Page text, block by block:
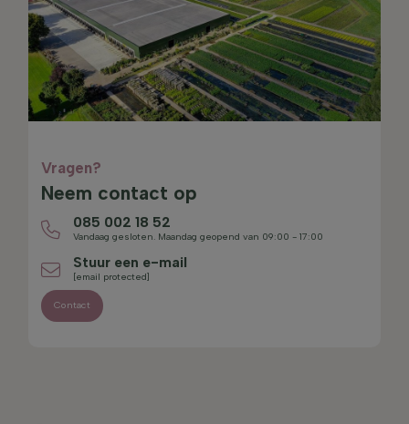
Vragen?
Neem contact op
085 002 18 52
Vandaag gesloten. Maandag geopend van 09:00 - 17:00
Stuur een e-mail
[email protected]
Contact